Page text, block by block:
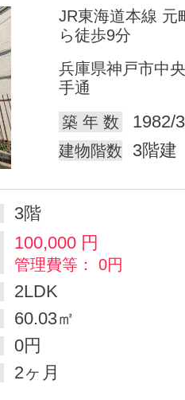
JR東海道本線 元
ら徒歩9分
兵庫県神戸市中
手通
築 年 数
1982/
建物階数 3階建
3階
100,000 円
管理費等： 0円
2LDK
60.03㎡
0円
2ヶ月